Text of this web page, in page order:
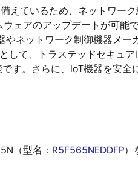
ているため、ネットワー
ェアのアップデートが可能
ネットワーク制御機器メ
て、トラステッドセキュア
す。さらに、IoT機器を安
（型名： R5F565NEDDFP）